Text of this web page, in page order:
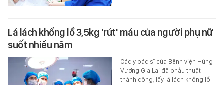
Lá lách khổng lồ 3,5kg 'rút' máu của người phụ nữ
suốt nhiều năm
Các y bác sĩ của Bệnh viện Hùng
Vương Gia Lai đã phẫu thuật
thành công, lấy lá lách khổng lồ